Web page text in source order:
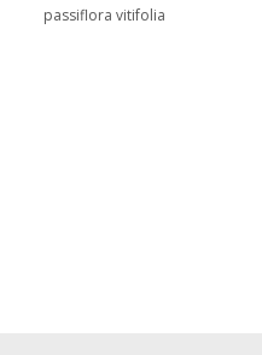
passiflora vitifolia